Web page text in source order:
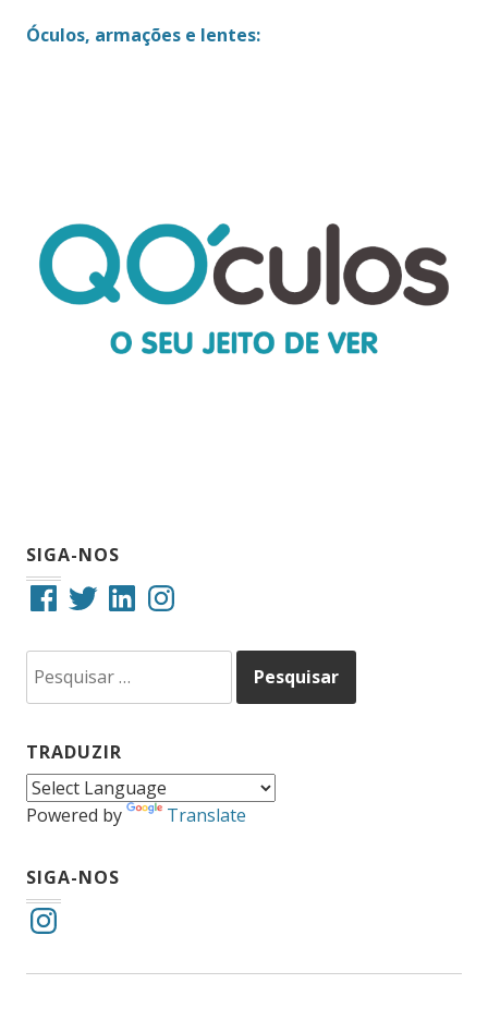
Óculos, armações e lentes:
SIGA-NOS
FacebookTwitterLinkedInInstagram
por:
TRADUZIR
Powered by Translate
SIGA-NOS
Instagram